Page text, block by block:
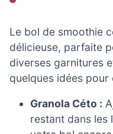
Le bol de smoothie
délicieuse, parfaite
diverses garnitures
quelques idées
Granola Céto :
restant dans les